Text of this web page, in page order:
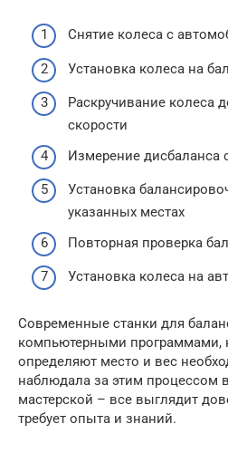
Снятие колеса с
Установка колеса на
Раскручивание колеса
скорости
Измерение
Установка
указанных местах
Повторная проверка
Установка колеса на
Современные станки для
компьютерными программами,
определяют место и вес
наблюдала за этим процессом
мастерской – все выглядит
требует опыта и знаний.